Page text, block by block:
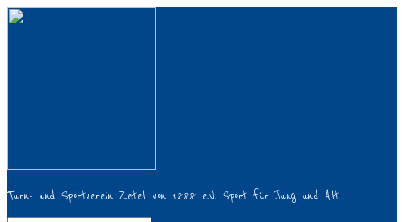
Turn- und Sportverein Zetel von 1888 e.V. Sport für Jung und Alt